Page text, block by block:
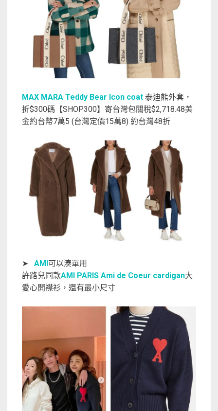
MAX MARA Teddy Bear Icon coat 泰迪熊外套，
折$300碼【SHOP300】寄台灣包關稅$2,718.48美
金約台幣7萬5 (台灣定價15萬8) 約台灣48折
➤ AMI 可以湊單用
許路兒同款AMI PARIS Ami de Coeur cardigan大
愛心開襟衫，還有最小尺寸